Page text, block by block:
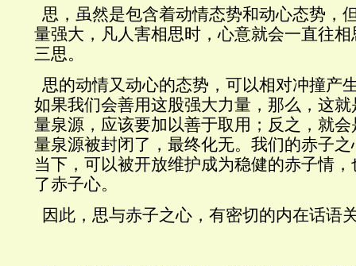
思，虽然是包含着动情态势和动心态势，
量强大，凡人害相思时，心意就会一直往
三思。
思的动情又动心的态势，可以相对冲撞产
如果我们会善用这股强大力量，那么，这
量泉源，应该要加以善于取用；反之，就
量泉源被封闭了，最终化无。我们的赤子
当下，可以被开放维护成为稳健的赤子情
了赤子心。
因此，思与赤子之心，有密切的内在话语